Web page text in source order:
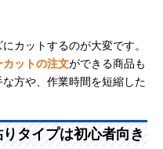
カットするのが大変です。
カットの注文ができる商品も
方や、作業時間を短縮した
タイプは初心者向き